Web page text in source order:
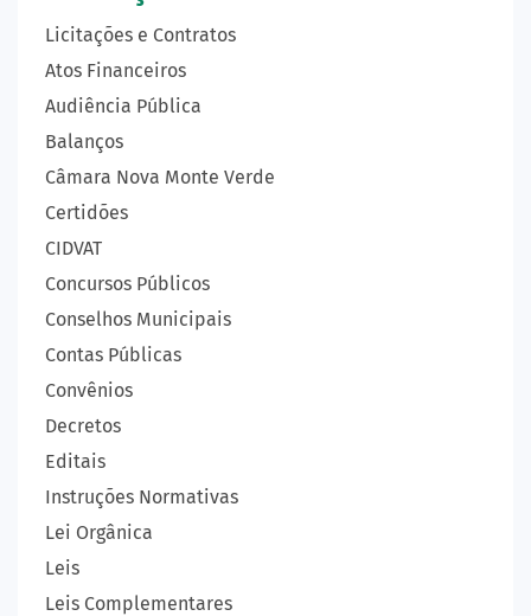
Licitações e Contratos
Atos Financeiros
Audiência Pública
Balanços
Câmara Nova Monte Verde
Certidões
CIDVAT
Concursos Públicos
Conselhos Municipais
Contas Públicas
Convênios
Decretos
Editais
Instruções Normativas
Lei Orgânica
Leis
Leis Complementares